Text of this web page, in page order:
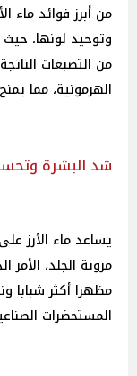
من أبرز فوائد ماء
وتوحيد لونها،
من التصبغات
الهرمونية، مما
شد البشرة
يساعد ماء الأرز
مرونة الجلد،
مظهرا أكثر شبابا
المستحضرات